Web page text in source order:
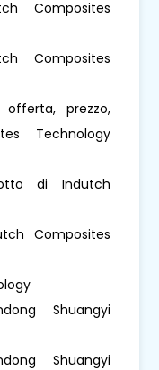
Composites
Composites
prezzo,
Technology
di Indutch
Composites
Shuangyi
Shuangyi